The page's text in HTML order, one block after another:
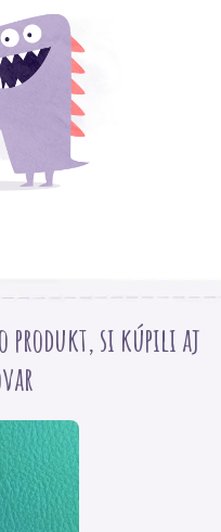
produkt, si kúpili aj